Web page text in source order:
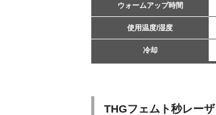
ウォームアップ時間
使用温度/湿度
冷却
THGフェムト秒レーザ